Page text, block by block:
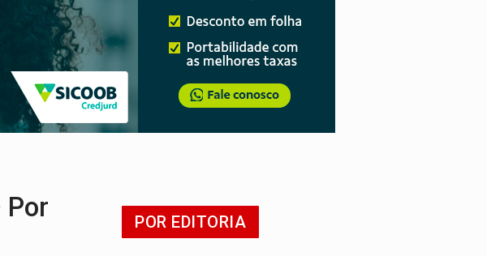
de R$ 29 mi
Por
POR EDITORIA